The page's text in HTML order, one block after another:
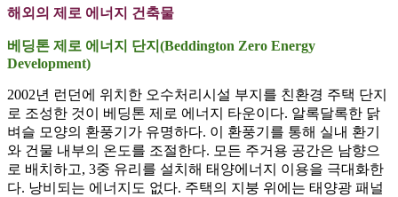
해외의 제로 에너지 건축물
베딩톤 제로 에너지 단지(Beddington Zero Energy
Development)
2002년 런던에 위치한 오수처리시설 부지를 친환경 주택 단지
로 조성한 것이 베딩톤 제로 에너지 타운이다. 알록달록한 닭
벼슬 모양의 환풍기가 유명하다. 이 환풍기를 통해 실내 환기
와 건물 내부의 온도를 조절한다. 모든 주거용 공간은 남향으
로 배치하고, 3중 유리를 설치해 태양에너지 이용을 극대화한
다. 낭비되는 에너지도 없다. 주택의 지붕 위에는 태양광 패널